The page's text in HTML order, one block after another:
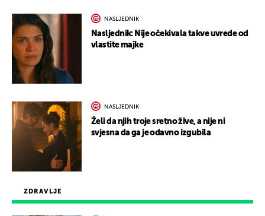
ZDRAVLJE
NASLJEDNIK
Nasljednik: Nije očekivala takve uvrede od
vlastite majke
NASLJEDNIK
Želi da njih troje sretno žive, a nije ni
svjesna da ga je odavno izgubila